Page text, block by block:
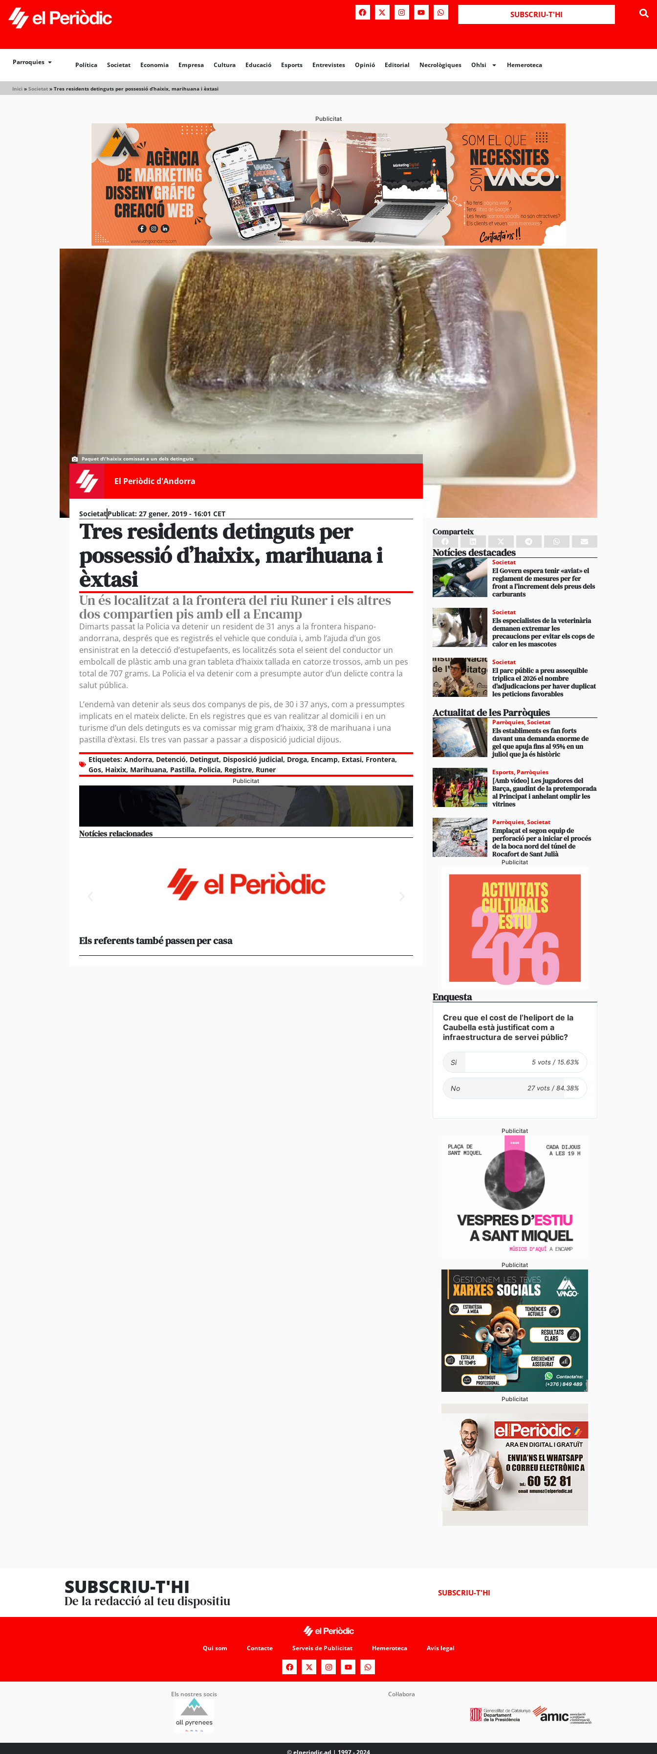
SUBSCRIU-T'HI
Parroquies Política Societat Economia Empresa Cultura Educació Esports Entrevistes Opinió Editorial Necrològiques Oh!si Hemeroteca
Inici » Societat » Tres residents detinguts per possessió d’haixix, marihuana i èxtasi
Política Societat Opinió Editorial Necrològiques Hemeroteca
Publicitat
Paquet d\'haixix comissat a un dels detinguts
El Periòdic d'Andorra
SocietatPublicat: 27 gener, 2019 - 16:01 CET
Tres residents detinguts per
possessió d’haixix, marihuana i
èxtasi
Un és localitzat a la frontera del riu Runer i els altres
dos compartien pis amb ell a Encamp
Dimarts passat la Policia va detenir un resident de 31 anys a la frontera hispano-
andorrana, després que es registrés el vehicle que conduïa i, amb l’ajuda d’un gos
ensinistrat en la detecció d’estupefaents, es localitzés sota el seient del conductor un
embolcall de plàstic amb una gran tableta d’haixix tallada en catorze trossos, amb un pes
total de 707 grams. La Policia el va detenir com a presumpte autor d’un delicte contra la
salut pública.
L’endemà van detenir als seus dos companys de pis, de 30 i 37 anys, com a pressumptes
implicats en el mateix delicte. En els registres que es van realitzar al domicili i en un
turisme d’un dels detinguts es va comissar mig gram d’haixix, 3’8 de marihuana i una
pastilla d’èxtasi. Els tres van passar a passar a disposició judicial dijous.
Etiquetes: Andorra, Detenció, Detingut, Disposició judicial, Droga, Encamp, Extasi, Frontera,
Gos, Haixix, Marihuana, Pastilla, Policia, Registre, Runer
Publicitat
Notícies relacionades
Els referents també passen per casa Els establiments es fan forts davant una demanda
al 95% en un juliol que ja és històric
Comparteix
Notícies destacades
Societat
El Govern espera tenir «aviat» el
reglament de mesures per fer
front a l’increment dels preus dels
carburants
Societat
Els especialistes de la veterinària
demanen extremar les
precaucions per evitar els cops de
calor en les mascotes
Societat
El parc públic a preu assequible
triplica el 2026 el nombre
d’adjudicacions per haver duplicat
les peticions favorables
Actualitat de les Parròquies
Parròquies,Societat
Els establiments es fan forts
davant una demanda enorme de
gel que apuja fins al 95% en un
juliol que ja és històric
Esports, Parròquies
[Amb vídeo] Les jugadores del
Barça, gaudint de la pretemporada
al Principat i anhelant omplir les
vitrines
Parròquies,Societat
Emplaçat el segon equip de
perforació per a iniciar el procés
de la boca nord del túnel de
Rocafort de Sant Julià
Publicitat
Enquesta
Creu que el cost de l’heliport de la
Caubella està justificat com a
infraestructura de servei públic?
Si
No
Publicitat
Publicitat
Publicitat
SUBSCRIU-T'HI
De la redacció al teu dispositiu
SUBSCRIU-T'HI
Qui som Contacte Serveis de Publicitat Hemeroteca Avís legal
Els nostres socis Col·labora
© elperiodic.ad | 1997 - 2024